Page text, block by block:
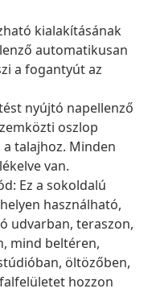
kialakításának
automatikusan
a fogantyút az
nyújtó napellenző
oszlop
talajhoz. Minden
van.
Ez a sokoldalú
használható,
udvarban, teraszon,
mind beltéren,
öltözőben,
hozzon